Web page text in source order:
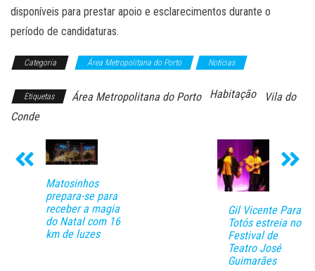
disponíveis para prestar apoio e esclarecimentos durante o
período de candidaturas.
Categoria Área Metropolitana do Porto Notícias
Etiquetas Área Metropolitana do Porto Habitação
Vila do
Conde
Matosinhos
prepara-se para
receber a magia
do Natal com 16
km de luzes
Gil Vicente Para
Totós estreia no
Festival de
Teatro José
Guimarães